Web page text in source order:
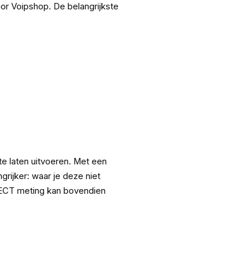
Voipshop. De belangrijkste
laten uitvoeren. Met een
waar je deze niet
meting kan bovendien